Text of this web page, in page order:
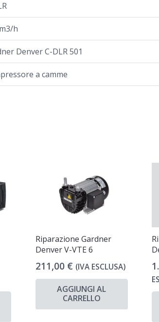
h
Denver C-DLR 501
a camme
Riparazione Gardner
Denver V-VTE 6
211,00 € (IVA ESCLUSA)
AGGIUNGI AL
CARRELLO